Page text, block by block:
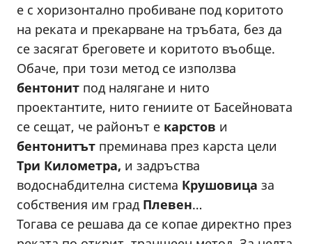
е с хоризонтално пробиване под коритото
на реката и прекарване на тръбата, без да
се засягат бреговете и коритото въобще.
Обаче, при този метод се използва
бентонит под налягане и нито
проектантите, нито гениите от Басейновата
се сещат, че районът е карстов и
бентонитът преминава през карста цели
Три Километра, и задръства
водоснабдителна система Крушовица за
собствения им град Плевен…
Тогава се решава да се копае директно през